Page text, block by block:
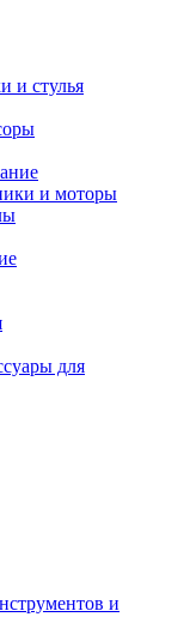
и стулья
и моторы
для
и